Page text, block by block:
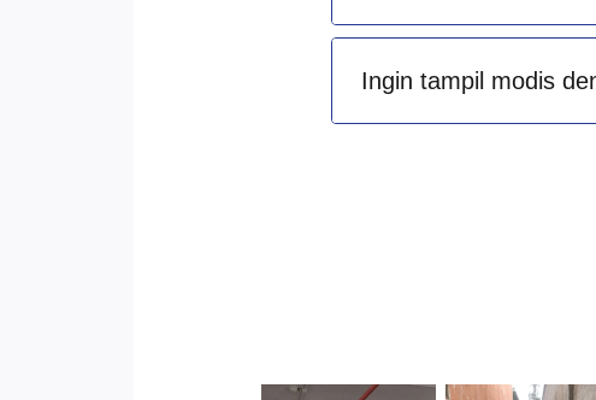
Ingin tampil modis